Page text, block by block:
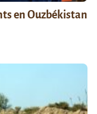
en Ouzbékistan